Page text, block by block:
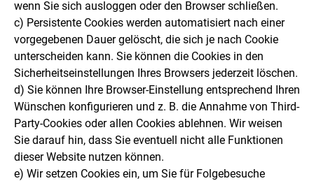
wenn Sie sich ausloggen oder den Browser schließen.
c) Persistente Cookies werden automatisiert nach einer
vorgegebenen Dauer gelöscht, die sich je nach Cookie
unterscheiden kann. Sie können die Cookies in den
Sicherheitseinstellungen Ihres Browsers jederzeit löschen.
d) Sie können Ihre Browser-Einstellung entsprechend Ihren
Wünschen konfigurieren und z. B. die Annahme von Third-
Party-Cookies oder allen Cookies ablehnen. Wir weisen
Sie darauf hin, dass Sie eventuell nicht alle Funktionen
dieser Website nutzen können.
e) Wir setzen Cookies ein, um Sie für Folgebesuche